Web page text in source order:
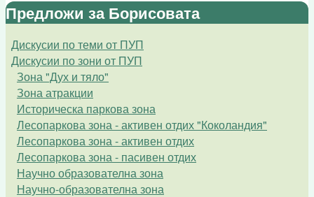
Предложи за Борисовата
Дискусии по теми от ПУП
Дискусии по зони от ПУП
Зона "Дух и тяло"
Зона атракции
Историческа паркова зона
Лесопаркова зона - активен отдих "Коколандия"
Лесопаркова зона - активен отдих
Лесопаркова зона - пасивен отдих
Научно образователна зона
Научно-образователна зона